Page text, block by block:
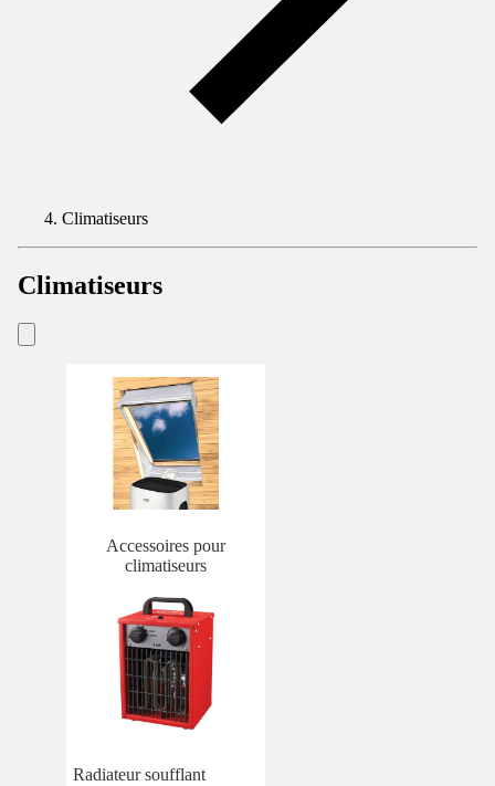
Climatiseurs
Climatiseurs
Accessoires pour
climatiseurs
Radiateur soufflant